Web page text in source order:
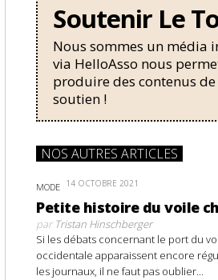
Soutenir Le
Nous sommes un média
via HelloAsso nous
produire des contenus
soutien !
NOS AUTRES ARTICLES
MODE 14 OCTOBRE 2021
Petite histoire du voile
parTristan Hinschberger
Si les débats concernant le port du
occidentale apparaissent encore
les journaux, il ne faut pas oublier...